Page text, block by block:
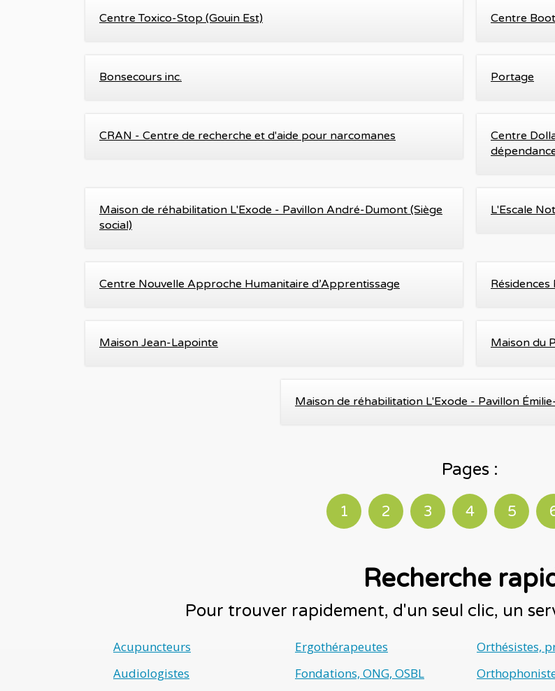
Centre Toxico-Stop (Gouin Est) Centre
Bonsecours inc. Portage
CRAN - Centre de recherche et d'aide pour narcomanes
Centre
Maison de réhabilitation L'Exode - Pavillon André-Dumont (Siège
social)
L'Escale
Centre Nouvelle Approche Humanitaire d’Apprentissage
Maison Jean-Lapointe Maison du
Maison de réhabilitation L'Exode - Pavillon
Pages :
1 2 3 4 5
Recherche
Pour trouver rapidement, d'un seul clic, un
Acupuncteurs
Audiologistes
Ergothérapeutes
Fondations, ONG, OSBL
Orthésistes,